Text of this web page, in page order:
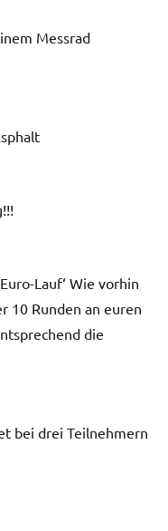
Messrad
Lauf‘ Wie vorhin
10 Runden an euren
die
bei drei Teilnehmern